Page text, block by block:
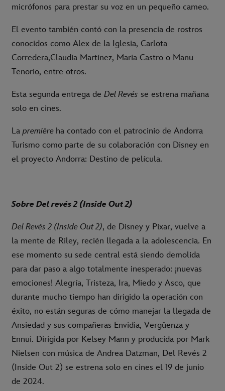
micrófonos para prestar su voz en un pequeño cameo.
El evento también contó con la presencia de rostros
conocidos como Alex de la Iglesia, Carlota
Corredera,Claudia Martínez, María Castro o Manu
Tenorio, entre otros.
Esta segunda entrega de Del Revés se estrena mañana
solo en cines.
La première ha contado con el patrocinio de Andorra
Turismo como parte de su colaboración con Disney en
el proyecto Andorra: Destino de película.
Sobre Del revés 2 (Inside Out 2)
Del Revés 2 (Inside Out 2), de Disney y Pixar, vuelve a
la mente de Riley, recién llegada a la adolescencia. En
ese momento su sede central está siendo demolida
para dar paso a algo totalmente inesperado: ¡nuevas
emociones! Alegría, Tristeza, Ira, Miedo y Asco, que
durante mucho tiempo han dirigido la operación con
éxito, no están seguras de cómo manejar la llegada de
Ansiedad y sus compañeras Envidia, Vergüenza y
Ennui. Dirigida por Kelsey Mann y producida por Mark
Nielsen con música de Andrea Datzman, Del Revés 2
(Inside Out 2) se estrena solo en cines el 19 de junio
de 2024.